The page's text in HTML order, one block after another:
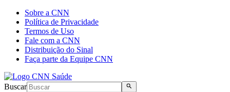
Sobre a CNN
Política de Privacidade
Termos de Uso
Fale com a CNN
Distribuição do Sinal
Faça parte da Equipe CNN
Buscar